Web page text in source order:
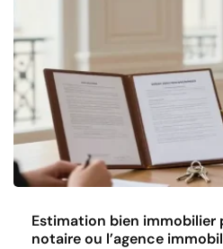
Estimation bien immobilier
notaire ou l’agence